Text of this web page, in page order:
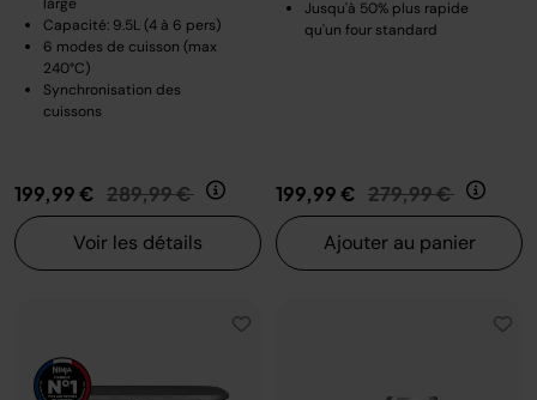
Capacité: 9.5L (4 à 6 pers)
6 modes de cuisson (max
240°C)
Synchronisation des
cuissons
199,99 € Prix réduit de
289,99 € au
Voir les détails
Jusqu'à 50% plus rapide
qu'un four standard
199,99 € Prix réduit de
279,99 € au
Ajouter au panier